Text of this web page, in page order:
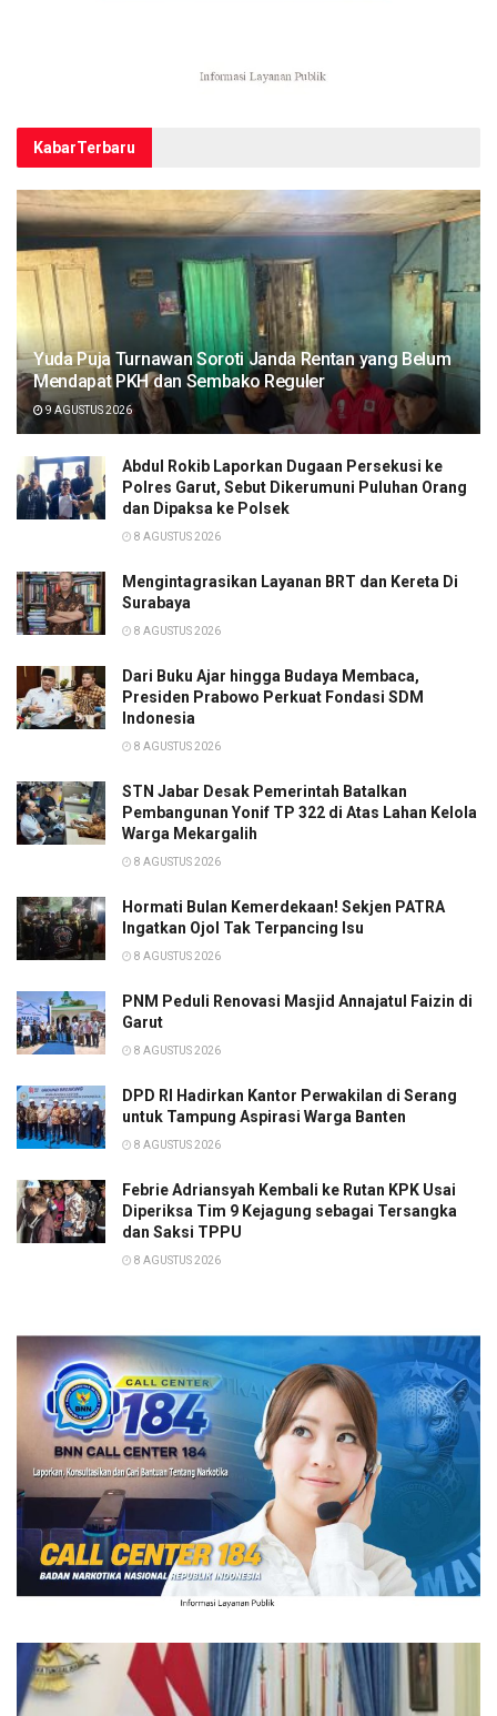
KabarTerbaru
Yuda Puja Turnawan Soroti Janda Rentan yang Belum
Mendapat PKH dan Sembako Reguler
9 AGUSTUS 2026
Abdul Rokib Laporkan Dugaan Persekusi ke
Polres Garut, Sebut Dikerumuni Puluhan Orang
dan Dipaksa ke Polsek
8 AGUSTUS 2026
Mengintagrasikan Layanan BRT dan Kereta Di
Surabaya
8 AGUSTUS 2026
Dari Buku Ajar hingga Budaya Membaca,
Presiden Prabowo Perkuat Fondasi SDM
Indonesia
8 AGUSTUS 2026
STN Jabar Desak Pemerintah Batalkan
Pembangunan Yonif TP 322 di Atas Lahan Kelola
Warga Mekargalih
8 AGUSTUS 2026
Hormati Bulan Kemerdekaan! Sekjen PATRA
Ingatkan Ojol Tak Terpancing Isu
8 AGUSTUS 2026
PNM Peduli Renovasi Masjid Annajatul Faizin di
Garut
8 AGUSTUS 2026
DPD RI Hadirkan Kantor Perwakilan di Serang
untuk Tampung Aspirasi Warga Banten
8 AGUSTUS 2026
Febrie Adriansyah Kembali ke Rutan KPK Usai
Diperiksa Tim 9 Kejagung sebagai Tersangka
dan Saksi TPPU
8 AGUSTUS 2026